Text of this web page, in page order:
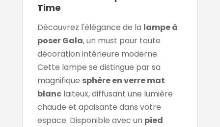
Time
Découvrez l'élégance de la lampe à
poser Gala, un must pour toute
décoration intérieure moderne.
Cette lampe se distingue par sa
magnifique sphère en verre mat
blanclaiteux, diffusant une lumière
chaude et apaisante dans votre
espace. Disponible avec un pied